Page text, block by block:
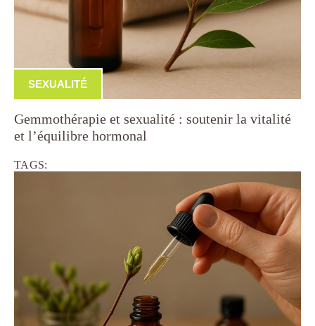
SEXUALITÉ
Gemmothérapie et sexualité : soutenir la vitalité
et l’équilibre hormonal
TAGS: